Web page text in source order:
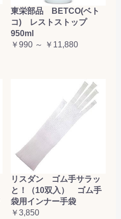
東栄部品 BETCO(ベト
コ) レストストップ
950ml
￥990 ～ ￥11,880
リスダン ゴム手サラッ
と！（10双入） ゴム手
袋用インナー手袋
￥3,850